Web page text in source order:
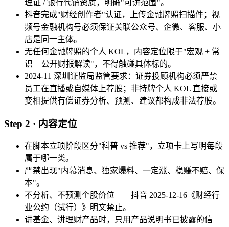
理证 / 银行代销资质，明确"可讲范围"。
抖音完成"财经创作者"认证，上传金融牌照扫描件；视
频号金融机构号必须保证关联公众号、企微、客服、小
店是同一主体。
无任何金融牌照的个人 KOL，内容定位限于"宏观 + 常
识 + 公开财报解读"，不得触碰具体标的。
2024-11 深圳证监局监管要求：证券投顾机构必须严禁
员工在直播或自媒体上荐股；非持牌个人 KOL 直接或
变相提供有偿证券分析、预测、建议都构成非法荐股。
Step 2 · 内容定位
在脚本立项阶段区分"科普 vs 推荐"，立项卡上写明每段
属于哪一类。
严禁出现"内幕消息、独家爆料、一定涨、稳赚不赔、保
本"。
不分析、不预测个股价位——抖音 2025-12-16《财经行
业公约（试行）》明文禁止。
讲基金、讲理财产品时，只用产品说明书已披露的信